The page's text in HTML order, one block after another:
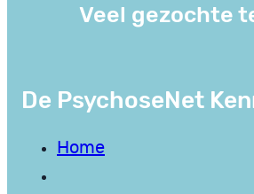
Veel gezochte
De PsychoseNet
Home